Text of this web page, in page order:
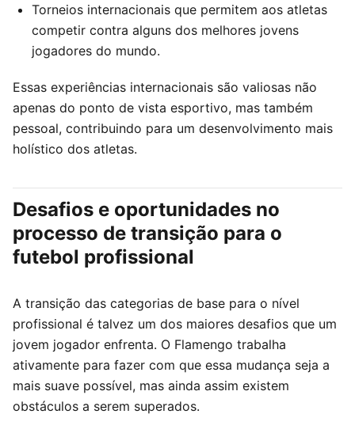
Torneios internacionais que permitem aos atletas
competir contra alguns dos melhores jovens
jogadores do mundo.
Essas experiências internacionais são valiosas não
apenas do ponto de vista esportivo, mas também
pessoal, contribuindo para um desenvolvimento mais
holístico dos atletas.
Desafios e oportunidades no
processo de transição para o
futebol profissional
A transição das categorias de base para o nível
profissional é talvez um dos maiores desafios que um
jovem jogador enfrenta. O Flamengo trabalha
ativamente para fazer com que essa mudança seja a
mais suave possível, mas ainda assim existem
obstáculos a serem superados.